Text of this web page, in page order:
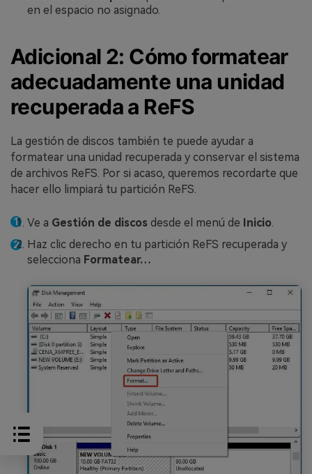
en el espacio no asignado.
Adicional 2: Cómo formatear
adecuadamente una unidad
recuperada a ReFS
La gestión de discos también te puede ayudar a
formatear una unidad recuperada y conservar el sistema
de archivos ReFS. Por si acaso, queremos recordarte que
hacer ello limpiará tu partición ReFS.
Ve a Gestión de discos desde el menú de Inicio.
Haz clic derecho en tu partición ReFS recuperada y
selecciona Formatear…